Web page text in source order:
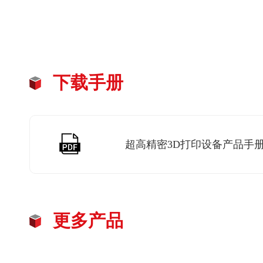
下载手册
超高精密3D打印设备产品手
更多产品